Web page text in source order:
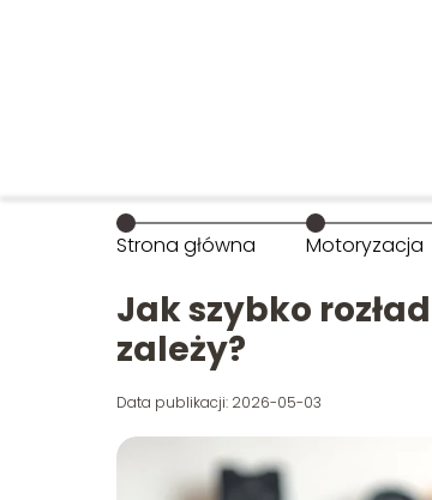
Strona główna Motoryzacja
Jak szybko
zależy?
Data publikacji: 2026-05-03